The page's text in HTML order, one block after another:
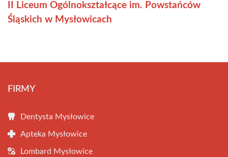
II Liceum Ogólnokształcące im. Powstańców
Śląskich w Mysłowicach
FIRMY
Dentysta Mysłowice
Apteka Mysłowice
Lombard Mysłowice